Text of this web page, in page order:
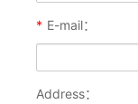
* E-mail：
Address：